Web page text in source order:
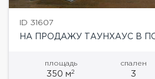
ID 31607
НА ПРОДАЖУ ТАУНХАУС В
площадь
350 м2
спален
3